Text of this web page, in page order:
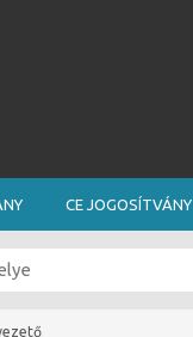
CE JOGOSÍTVÁNY